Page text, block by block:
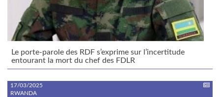
Le porte-parole des RDF s’exprime sur l’incertitude
entourant la mort du chef des FDLR
17/03/2025
RWANDA